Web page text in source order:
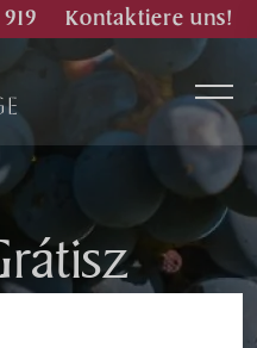
Kontaktiere uns!
ajánlat